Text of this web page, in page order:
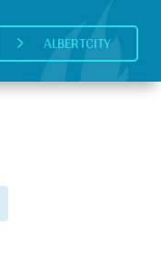
5 ALBERTCITY